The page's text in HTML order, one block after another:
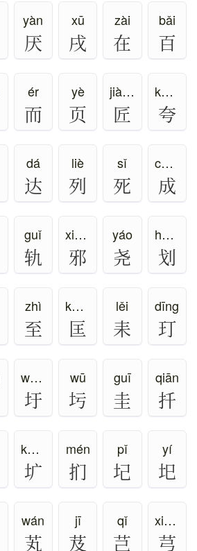
yàn
厌
xū
戌
zài
在
bǎi
百
ér
而
yè
页
jiàng
匠
kuā、kuà
夸
dá
达
liè
列
sǐ
死
chéng
成
guǐ
轨
xié、yé
邪
yáo
尧
huá、huà
划
zhì
至
kuāng
匡
lěi
耒
dīng
玎
wéi、xū
圩
wū
圬
guī
圭
qiān
扦
kuàng
圹
mén
扪
pǐ
圮
yí
圯
wán
芄
jī
芨
qǐ
芑
xiōng
芎